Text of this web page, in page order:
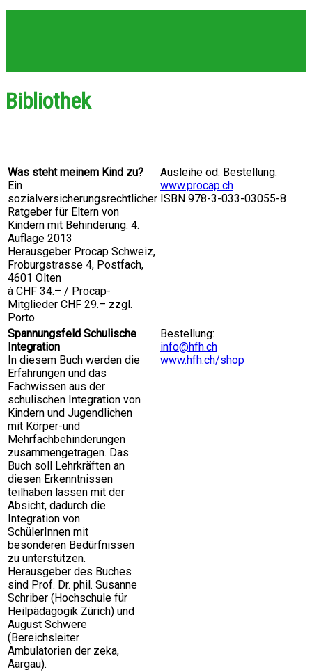
Bibliothek
Was steht meinem Kind zu?
Ein
sozialversicherungsrechtlicher
Ratgeber für Eltern von
Kindern mit Behinderung. 4.
Auflage 2013
Herausgeber Procap Schweiz,
Froburgstrasse 4, Postfach,
4601 Olten
à CHF 34.– / Procap-
Mitglieder CHF 29.– zzgl.
Porto
Ausleihe od. Bestellung:
www.procap.ch
ISBN 978-3-033-03055-8
Spannungsfeld Schulische
Integration
In diesem Buch werden die
Erfahrungen und das
Fachwissen aus der
schulischen Integration von
Kindern und Jugendlichen
mit Körper-und
Mehrfachbehinderungen
zusammengetragen. Das
Buch soll Lehrkräften an
diesen Erkenntnissen
teilhaben lassen mit der
Absicht, dadurch die
Integration von
SchülerInnen mit
besonderen Bedürfnissen
zu unterstützen.
Herausgeber des Buches
sind Prof. Dr. phil. Susanne
Schriber (Hochschule für
Heilpädagogik Zürich) und
August Schwere
(Bereichsleiter
Ambulatorien der zeka,
Aargau).
Bestellung:
info@hfh.ch
www.hfh.ch/shop